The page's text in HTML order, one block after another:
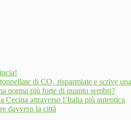
di CO₂ risparmiate e scrive
norma più forte di quanto sembri?
attraverso l’Italia più autentica
davvero la città